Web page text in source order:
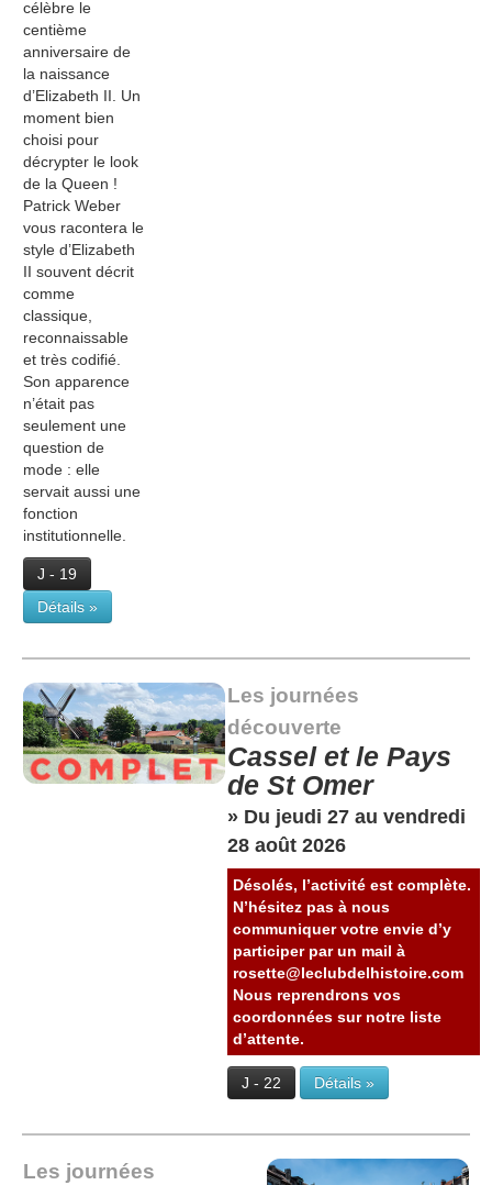
célèbre le
centième
anniversaire de
la naissance
d’Elizabeth II. Un
moment bien
choisi pour
décrypter le look
de la Queen !
Patrick Weber
vous racontera le
style d’Elizabeth
II souvent décrit
comme
classique,
reconnaissable
et très codifié.
Son apparence
n’était pas
seulement une
question de
mode : elle
servait aussi une
fonction
institutionnelle.
J - 19
Détails »
Les journées
découverte
Cassel et le Pays
de St Omer
» Du jeudi 27 au vendredi
28 août 2026
Désolés, l’activité est complète.
N’hésitez pas à nous
communiquer votre envie d’y
participer par un mail à
rosette@leclubdelhistoire.com
Nous reprendrons vos
coordonnées sur notre liste
d’attente.
J - 22 Détails »
Les journées